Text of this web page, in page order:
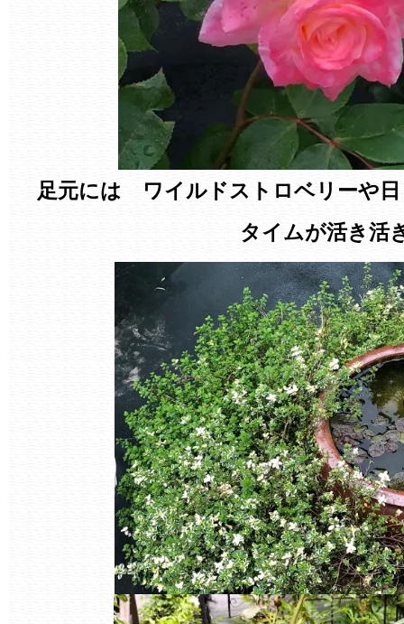
足元には ワイルドストロベリーや
タイムが活き活